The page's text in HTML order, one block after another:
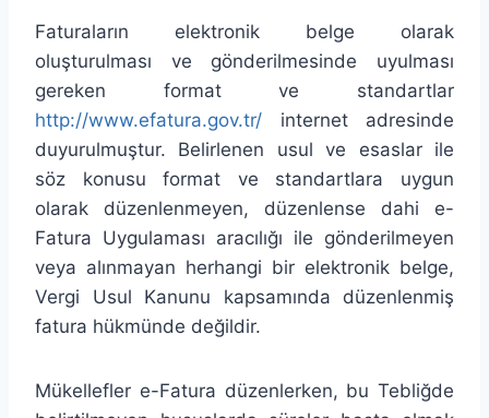
Faturaların elektronik belge olarak
oluşturulması ve gönderilmesinde uyulması
gereken format ve standartlar
http://www.efatura.gov.tr/ internet adresinde
duyurulmuştur. Belirlenen usul ve esaslar ile
söz konusu format ve standartlara uygun
olarak düzenlenmeyen, düzenlense dahi e-
Fatura Uygulaması aracılığı ile gönderilmeyen
veya alınmayan herhangi bir elektronik belge,
Vergi Usul Kanunu kapsamında düzenlenmiş
fatura hükmünde değildir.
Mükellefler e-Fatura düzenlerken, bu Tebliğde